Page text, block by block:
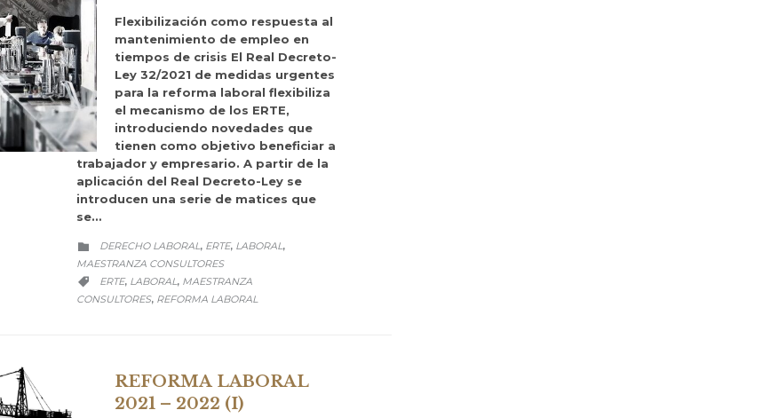
Flexibilización como respuesta al
mantenimiento de empleo en
tiempos de crisis El Real Decreto-
Ley 32/2021 de medidas urgentes
para la reforma laboral flexibiliza
el mecanismo de los ERTE,
introduciendo novedades que
tienen como objetivo beneficiar a
trabajador y empresario. A partir de la
aplicación del Real Decreto-Ley se
introducen una serie de matices que
se…
 CATEGORY
DERECHO LABORAL, ERTE, LABORAL,
MAESTRANZA CONSULTORES
 CATEGORY
ERTE, LABORAL, MAESTRANZA
CONSULTORES, REFORMA LABORAL
REFORMA LABORAL
2021 – 2022 (I)